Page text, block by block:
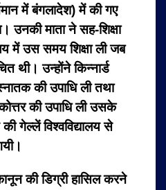
में बंगलादेश) में की गए
उनकी माता ने सह-शिक्षा
में उस समय शिक्षा ली जब
थी। उन्होंने किन्नार्ड
की उपाधि ली तथा
की उपाधि ली उसके
गेल्लें विश्वविद्यालय से
की डिग्री हासिल करने